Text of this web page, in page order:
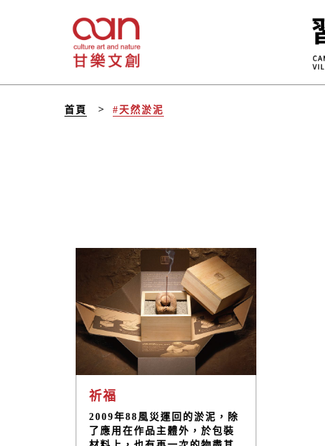
首頁 #天然淤泥
祈福
2009年88風災運回的淤泥，除
了應用在作品主體外，於包裝